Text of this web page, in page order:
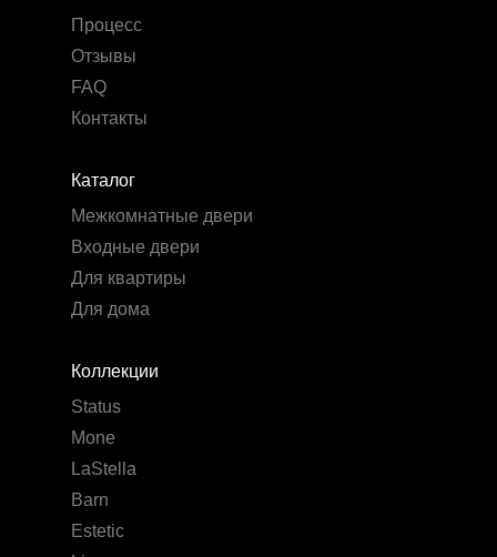
Коллекции
Status
Mone
LaStella
Barn
Estetic
Каталог
Межкомнатные двери
Входные двери
Для квартиры
Для дома
Процесс
Отзывы
FAQ
Контакты